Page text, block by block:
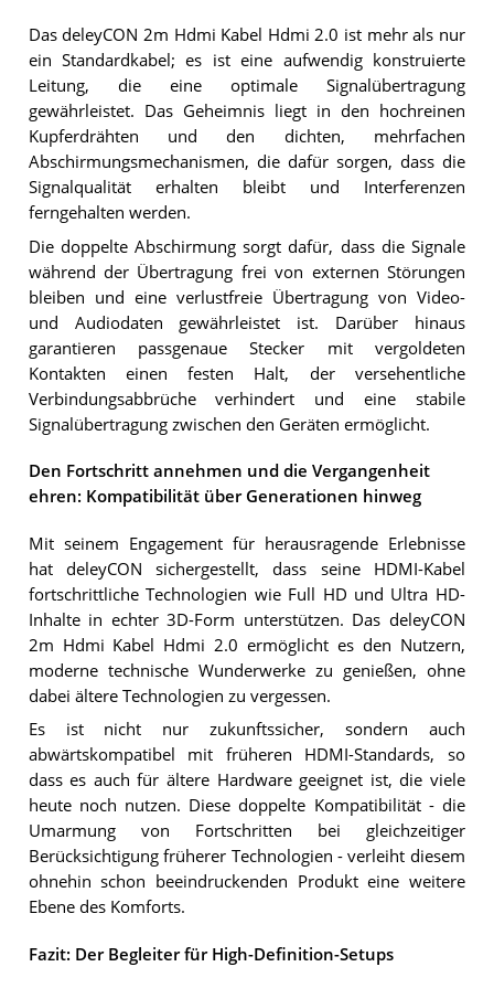
Das deleyCON 2m Hdmi Kabel Hdmi 2.0 ist mehr als nur
ein Standardkabel; es ist eine aufwendig konstruierte
Leitung, die eine optimale Signalübertragung
gewährleistet. Das Geheimnis liegt in den hochreinen
Kupferdrähten und den dichten, mehrfachen
Abschirmungsmechanismen, die dafür sorgen, dass die
Signalqualität erhalten bleibt und Interferenzen
ferngehalten werden.
Die doppelte Abschirmung sorgt dafür, dass die Signale
während der Übertragung frei von externen Störungen
bleiben und eine verlustfreie Übertragung von Video-
und Audiodaten gewährleistet ist. Darüber hinaus
garantieren passgenaue Stecker mit vergoldeten
Kontakten einen festen Halt, der versehentliche
Verbindungsabbrüche verhindert und eine stabile
Signalübertragung zwischen den Geräten ermöglicht.
Den Fortschritt annehmen und die Vergangenheit
ehren: Kompatibilität über Generationen hinweg
Mit seinem Engagement für herausragende Erlebnisse
hat deleyCON sichergestellt, dass seine HDMI-Kabel
fortschrittliche Technologien wie Full HD und Ultra HD-
Inhalte in echter 3D-Form unterstützen. Das deleyCON
2m Hdmi Kabel Hdmi 2.0 ermöglicht es den Nutzern,
moderne technische Wunderwerke zu genießen, ohne
dabei ältere Technologien zu vergessen.
Es ist nicht nur zukunftssicher, sondern auch
abwärtskompatibel mit früheren HDMI-Standards, so
dass es auch für ältere Hardware geeignet ist, die viele
heute noch nutzen. Diese doppelte Kompatibilität - die
Umarmung von Fortschritten bei gleichzeitiger
Berücksichtigung früherer Technologien - verleiht diesem
ohnehin schon beeindruckenden Produkt eine weitere
Ebene des Komforts.
Fazit: Der Begleiter für High-Definition-Setups